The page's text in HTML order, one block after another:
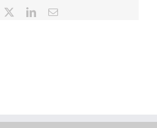
LinkedInEmail